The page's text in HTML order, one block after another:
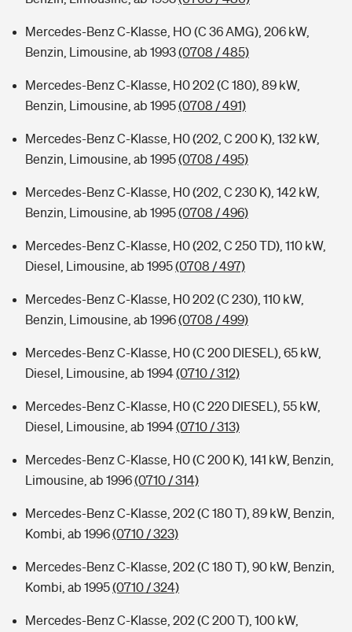
Mercedes-Benz C-Klasse, HO (C 36 AMG), 206 kW,
Benzin, Limousine, ab 1993(0708 / 485)
Mercedes-Benz C-Klasse, H0 202 (C 180), 89 kW,
Benzin, Limousine, ab 1995(0708 / 491)
Mercedes-Benz C-Klasse, H0 (202, C 200 K), 132 kW,
Benzin, Limousine, ab 1995(0708 / 495)
Mercedes-Benz C-Klasse, H0 (202, C 230 K), 142 kW,
Benzin, Limousine, ab 1995(0708 / 496)
Mercedes-Benz C-Klasse, H0 (202, C 250 TD), 110 kW,
Diesel, Limousine, ab 1995(0708 / 497)
Mercedes-Benz C-Klasse, H0 202 (C 230), 110 kW,
Benzin, Limousine, ab 1996(0708 / 499)
Mercedes-Benz C-Klasse, H0 (C 200 DIESEL), 65 kW,
Diesel, Limousine, ab 1994(0710 / 312)
Mercedes-Benz C-Klasse, H0 (C 220 DIESEL), 55 kW,
Diesel, Limousine, ab 1994(0710 / 313)
Mercedes-Benz C-Klasse, H0 (C 200 K), 141 kW, Benzin,
Limousine, ab 1996(0710 / 314)
Mercedes-Benz C-Klasse, 202 (C 180 T), 89 kW, Benzin,
Kombi, ab 1996(0710 / 323)
Mercedes-Benz C-Klasse, 202 (C 180 T), 90 kW, Benzin,
Kombi, ab 1995(0710 / 324)
Mercedes-Benz C-Klasse, 202 (C 200 T), 100 kW,